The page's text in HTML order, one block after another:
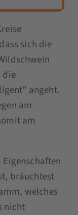
sich die
die
angeht.
am
am
bräuchtest
welches
nicht